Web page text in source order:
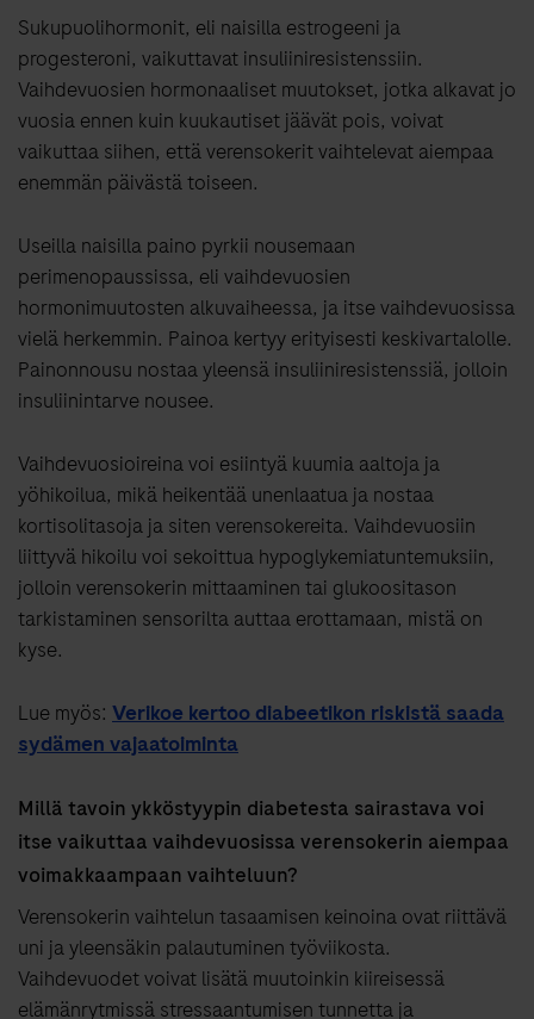
Sukupuolihormonit, eli naisilla estrogeeni ja
progesteroni, vaikuttavat insuliiniresistenssiin.
Vaihdevuosien hormonaaliset muutokset, jotka alkavat jo
vuosia ennen kuin kuukautiset jäävät pois, voivat
vaikuttaa siihen, että verensokerit vaihtelevat aiempaa
enemmän päivästä toiseen.
Useilla naisilla paino pyrkii nousemaan
perimenopaussissa, eli vaihdevuosien
hormonimuutosten alkuvaiheessa, ja itse vaihdevuosissa
vielä herkemmin. Painoa kertyy erityisesti keskivartalolle.
Painonnousu nostaa yleensä insuliiniresistenssiä, jolloin
insuliinintarve nousee.
Vaihdevuosioireina voi esiintyä kuumia aaltoja ja
yöhikoilua, mikä heikentää unenlaatua ja nostaa
kortisolitasoja ja siten verensokereita. Vaihdevuosiin
liittyvä hikoilu voi sekoittua hypoglykemiatuntemuksiin,
jolloin verensokerin mittaaminen tai glukoositason
tarkistaminen sensorilta auttaa erottamaan, mistä on
kyse.
Lue myös: Verikoe kertoo diabeetikon riskistä saada
sydämen vajaatoiminta
Millä tavoin ykköstyypin diabetesta sairastava voi
itse vaikuttaa vaihdevuosissa verensokerin aiempaa
voimakkaampaan vaihteluun?
Verensokerin vaihtelun tasaamisen keinoina ovat riittävä
uni ja yleensäkin palautuminen työviikosta.
Vaihdevuodet voivat lisätä muutoinkin kiireisessä
elämänrytmissä stressaantumisen tunnetta ja